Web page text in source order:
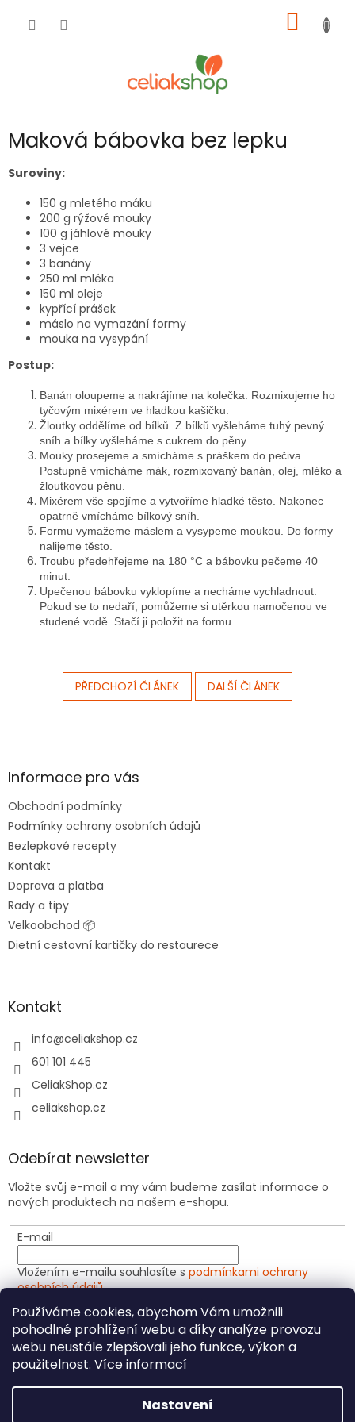
Používáme cookies, abychom Vám umožnili
pohodlné prohlížení webu a díky analýze provozu
webu neustále zlepšovali jeho funkce, výkon a
použitelnost. Více informací
Nastavení
KOŠÍK
Maková bábovka bez lepku
Suroviny:
150 g mletého máku
200 g rýžové mouky
100 g jáhlové mouky
3 vejce
3 banány
250 ml mléka
150 ml oleje
kypřící prášek
máslo na vymazání formy
mouka na vysypání
Postup:
Banán oloupeme a nakrájíme na kolečka. Rozmixujeme ho
tyčovým mixérem ve hladkou kašičku.
Žloutky oddělíme od bílků. Z bílků vyšleháme tuhý pevný
sníh a bílky vyšleháme s cukrem do pěny.
Mouky prosejeme a smícháme s práškem do pečiva.
Postupně vmícháme mák, rozmixovaný banán, olej, mléko a
žloutkovou pěnu.
Mixérem vše spojíme a vytvoříme hladké těsto. Nakonec
opatrně vmícháme bílkový sníh.
Formu vymažeme máslem a vysypeme moukou. Do formy
nalijeme těsto.
Troubu předehřejeme na 180 °C a bábovku pečeme 40
minut.
Upečenou bábovku vyklopíme a necháme vychladnout.
Pokud se to nedaří, pomůžeme si utěrkou namočenou ve
studené vodě. Stačí ji položit na formu.
PŘEDCHOZÍ ČLÁNEK DALŠÍ ČLÁNEK
Z
aInformace pro vás
Obchodní podmínky
Podmínky ochrany osobních údajů
Bezlepkové recepty
Kontakt
Doprava a platba
Rady a tipy
Velkoobchod 📦
Dietní cestovní kartičky do restaurece
Kontakt
info@celiakshop.cz
601 101 445
CeliakShop.cz
celiakshop.cz
Odebírat newsletter
Vložte svůj e-mail a my vám budeme zasílat informace o
nových produktech na našem e-shopu.
E-mail
Vložením e-mailu souhlasíte s podmínkami ochrany
osobních údajů
PŘIHLÁSIT SE
Vytvořil Shoptet